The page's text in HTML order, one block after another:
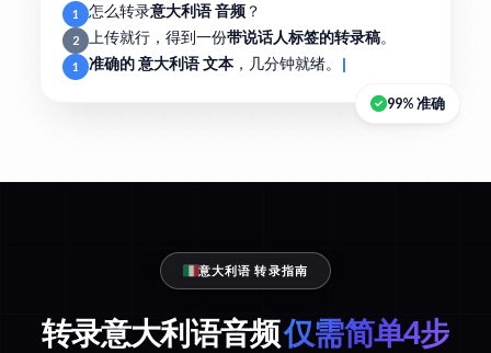
1 怎么转录意大利语 音频 ？
2 上传就行，得到一份带说话人标签的转录稿。
1 准确的 意大利语 文本，几分钟就绪。
99% 准确
意大利语 转录指南
转录意大利语音频仅需简单4步